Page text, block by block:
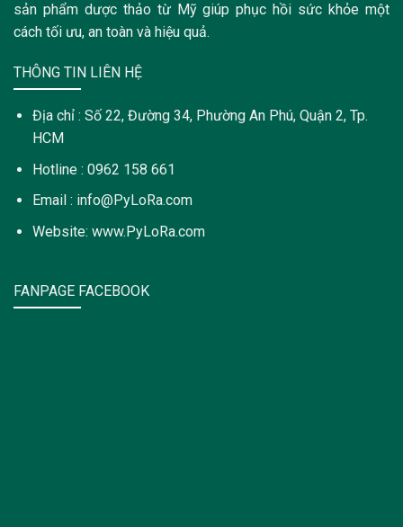
sản phẩm dược thảo từ Mỹ giúp phục hồi sức khỏe một
cách tối ưu, an toàn và hiệu quả.
THÔNG TIN LIÊN HỆ
Địa chỉ : Số 22, Đường 34, Phường An Phú, Quận 2, Tp.
HCM
Hotline : 0962 158 661
Email : info@PyLoRa.com
Website: www.PyLoRa.com
FANPAGE FACEBOOK